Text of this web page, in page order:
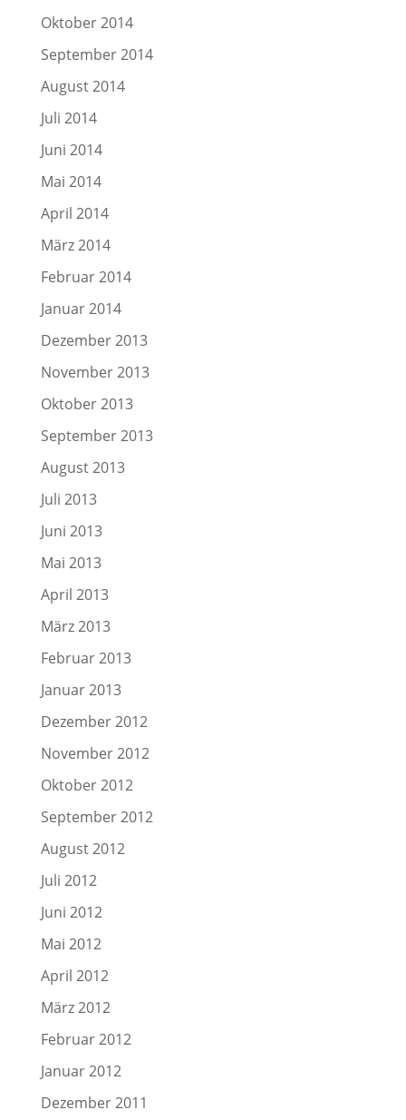
Oktober 2014
September 2014
August 2014
Juli 2014
Juni 2014
Mai 2014
April 2014
März 2014
Februar 2014
Januar 2014
Dezember 2013
November 2013
Oktober 2013
September 2013
August 2013
Juli 2013
Juni 2013
Mai 2013
April 2013
März 2013
Februar 2013
Januar 2013
Dezember 2012
November 2012
Oktober 2012
September 2012
August 2012
Juli 2012
Juni 2012
Mai 2012
April 2012
März 2012
Februar 2012
Januar 2012
Dezember 2011